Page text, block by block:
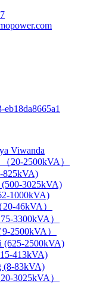
Viwanda
20-2500kVA）
825kVA)
3025kVA)
1000kVA)
46kVA）
3300kVA）
2500kVA）
(625-2500kVA)
413kVA)
(8-83kVA)
3025kVA）